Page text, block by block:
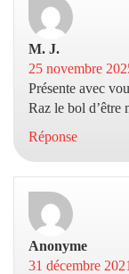
M. J.
25 novembre
Présente avec
Raz le bol d’être
Réponse
Anonyme
31 décembre